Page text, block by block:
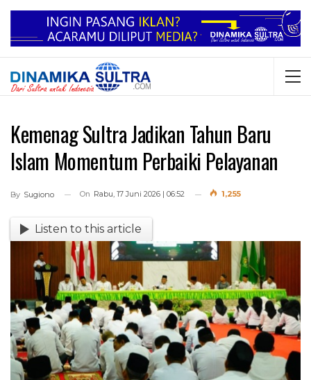
Kemenag Sultra Jadikan Tahun Baru
Islam Momentum Perbaiki Pelayanan
By Sugiono On Rabu, 17 Juni 2026 | 06:52 1,255
Listen to this article